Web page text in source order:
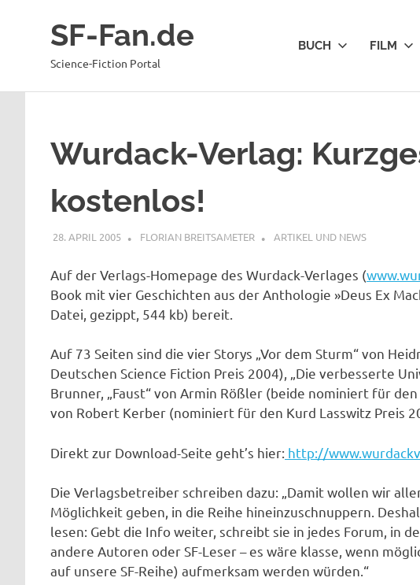
SF-Fan.de
Science-Fiction Portal
BUCH FILM
Wurdack-Verlag:
kostenlos!
28. APRIL 2005 FLORIAN BREITSAMETER ARTIKEL UND NEWS
Auf der Verlags-Homepage des Wurdack-Verlages (
Book mit vier Geschichten aus der Anthologie »Deus Ex
Datei, gezippt, 544 kb) bereit.
Auf 73 Seiten sind die vier Storys „Vor dem Sturm“ von
Deutschen Science Fiction Preis 2004), „Die verbesserte
Brunner, „Faust“ von Armin Rößler (beide nominiert für den
von Robert Kerber (nominiert für den Kurd Lasswitz Preis
Direkt zur Download-Seite geht’s hier: http://
Die Verlagsbetreiber schreiben dazu: „Damit wollen wir
Möglichkeit geben, in die Reihe hineinzuschnuppern.
lesen: Gebt die Info weiter, schreibt sie in jedes Forum, in
andere Autoren oder SF-Leser – es wäre klasse, wenn
auf unsere SF-Reihe) aufmerksam werden würden.“